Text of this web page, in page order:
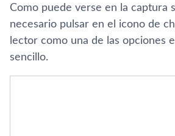
Como puede verse en la captura
necesario pulsar en el icono de
lector como una de las opciones
sencillo.